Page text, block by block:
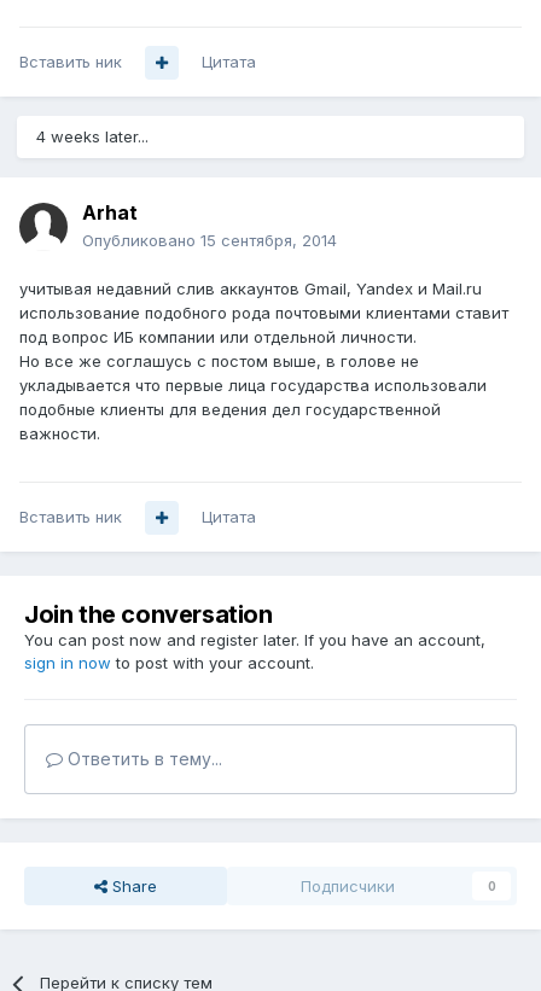
Вставить ник Цитата
4 weeks later...
Arhat
Опубликовано 15 сентября, 2014
учитывая недавний слив аккаунтов Gmail, Yandex и Mail.ru
использование подобного рода почтовыми клиентами ставит
под вопрос ИБ компании или отдельной личности.
Но все же соглашусь с постом выше, в голове не
укладывается что первые лица государства использовали
подобные клиенты для ведения дел государственной
важности.
Вставить ник Цитата
Join the conversation
You can post now and register later. If you have an account,
sign in now to post with your account.
Ответить в тему...
Share Подписчики 0
Перейти к списку тем